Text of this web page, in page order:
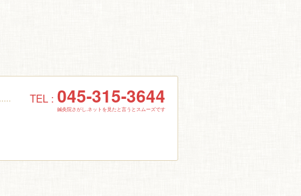
TEL : 045-315-3644
鍼灸院さがし.ネットを見たと言うとスムーズです